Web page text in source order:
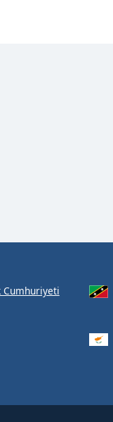
Cumhuriyeti